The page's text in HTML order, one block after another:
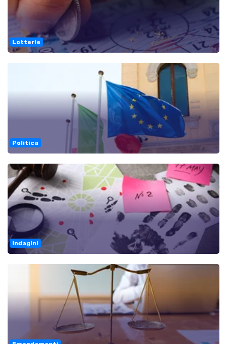
Lotterie
Politica
Indagini